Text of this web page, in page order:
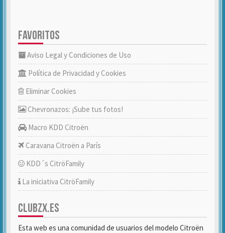
FAVORITOS
Aviso Legal y Condiciones de Uso
Política de Privacidad y Cookies
Eliminar Cookies
Chevronazos: ¡Sube tus fotos!
Macro KDD Citroën
Caravana Citroën a París
KDD´s CitröFamily
La iniciativa CitröFamily
CLUBZX.ES
Esta web es una comunidad de usuarios del modelo Citroën